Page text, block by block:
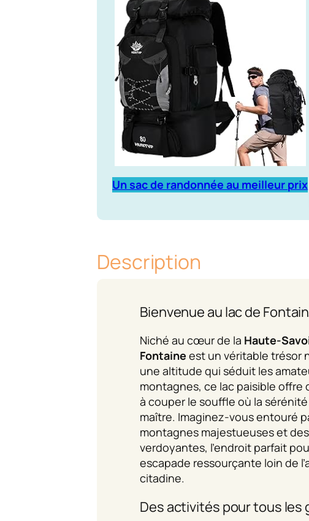
Un sac de randonnée au meilleur prix
Description
Bienvenue au lac de
Niché au cœur de la Haute-
Fontaine est un véritable trésor
une altitude qui séduit les
montagnes, ce lac paisible offre
à couper le souffle où la
maître. Imaginez-vous entouré
montagnes majestueuses et
verdoyantes, l’endroit parfait
escapade ressourçante loin de
citadine.
Des activités pour tous les